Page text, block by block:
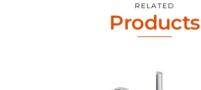
RELATED
Products